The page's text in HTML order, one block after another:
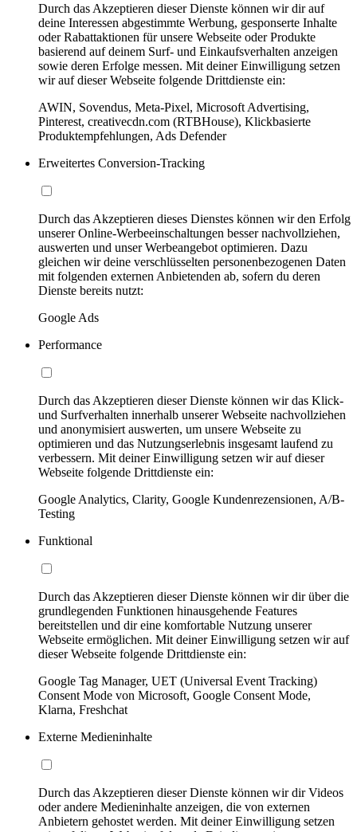
Durch das Akzeptieren dieser Dienste können wir dir auf
deine Interessen abgestimmte Werbung, gesponserte Inhalte
oder Rabattaktionen für unsere Webseite oder Produkte
basierend auf deinem Surf- und Einkaufsverhalten anzeigen
sowie deren Erfolge messen. Mit deiner Einwilligung setzen
wir auf dieser Webseite folgende Drittdienste ein:
AWIN, Sovendus, Meta-Pixel, Microsoft Advertising,
Pinterest, creativecdn.com (RTBHouse), Klickbasierte
Produktempfehlungen, Ads Defender
Erweitertes Conversion-Tracking
Durch das Akzeptieren dieses Dienstes können wir den Erfolg
unserer Online-Werbeeinschaltungen besser nachvollziehen,
auswerten und unser Werbeangebot optimieren. Dazu
gleichen wir deine verschlüsselten personenbezogenen Daten
mit folgenden externen Anbietenden ab, sofern du deren
Dienste bereits nutzt:
Google Ads
Performance
Durch das Akzeptieren dieser Dienste können wir das Klick-
und Surfverhalten innerhalb unserer Webseite nachvollziehen
und anonymisiert auswerten, um unsere Webseite zu
optimieren und das Nutzungserlebnis insgesamt laufend zu
verbessern. Mit deiner Einwilligung setzen wir auf dieser
Webseite folgende Drittdienste ein:
Google Analytics, Clarity, Google Kundenrezensionen, A/B-
Testing
Funktional
Durch das Akzeptieren dieser Dienste können wir dir über die
grundlegenden Funktionen hinausgehende Features
bereitstellen und dir eine komfortable Nutzung unserer
Webseite ermöglichen. Mit deiner Einwilligung setzen wir auf
dieser Webseite folgende Drittdienste ein:
Google Tag Manager, UET (Universal Event Tracking)
Consent Mode von Microsoft, Google Consent Mode,
Klarna, Freshchat
Externe Medieninhalte
Durch das Akzeptieren dieser Dienste können wir dir Videos
oder andere Medieninhalte anzeigen, die von externen
Anbietern gehostet werden. Mit deiner Einwilligung setzen